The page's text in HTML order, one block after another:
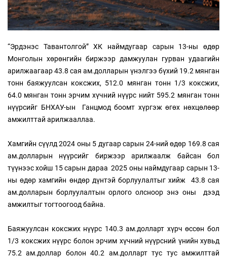
“Эрдэнэс Тавантолгой” ХК наймдугаар сарын 13-ны өдөр
Монголын хөрөнгийн биржээр дамжуулан гурван удаагийн
арилжаагаар 43.8 сая ам.долларын үнэлгээ бүхий 19.2 мянган
тонн баяжуулсан коксжих, 512.0 мянган тонн 1/3 коксжих,
64.0 мянган тонн эрчим хүчний нүүрс нийт 595.2 мянган тонн
нүүрсийг БНХАУ-ын Ганцмод боомт хүргэж өгөх нөхцөлөөр
амжилттай арилжааллаа.
Хамгийн сүүлд 2024 оны 5 дугаар сарын 24-ний өдөр 169.8 сая
ам.долларын нүүрсийг биржээр арилжаалж байсан бол
түүнээс хойш 15 сарын дараа 2025 оны наймдугаар сарын 13-
ны өдөр хамгийн өндөр дүнтэй борлуулалтыг хийж 43.8 сая
ам.долларын борлуулалтын орлого олсноор энэ оны дээд
амжилтыг тогтоогоод байна.
Баяжуулсан коксжих нүүрс 140.3 ам.долларт хүрч өссөн бол
1/3 коксжих нүүрс болон эрчим хүчний нүүрсний үнийн хувьд
75.2 ам.доллар болон 40.2 ам.долларт тус тус амжилттай